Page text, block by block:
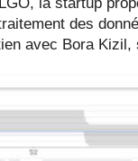
des
avec Bora Kizil,